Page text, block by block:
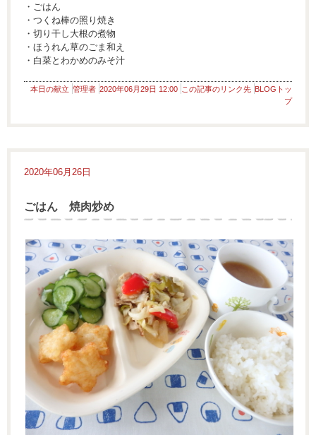
・ごはん
・つくね棒の照り焼き
・切り干し大根の煮物
・ほうれん草のごま和え
・白菜とわかめのみそ汁
本日の献立 管理者 2020年06月29日 12:00 この記事のリンク先 BLOGトッ
プ
2020年06月26日
ごはん 焼肉炒め